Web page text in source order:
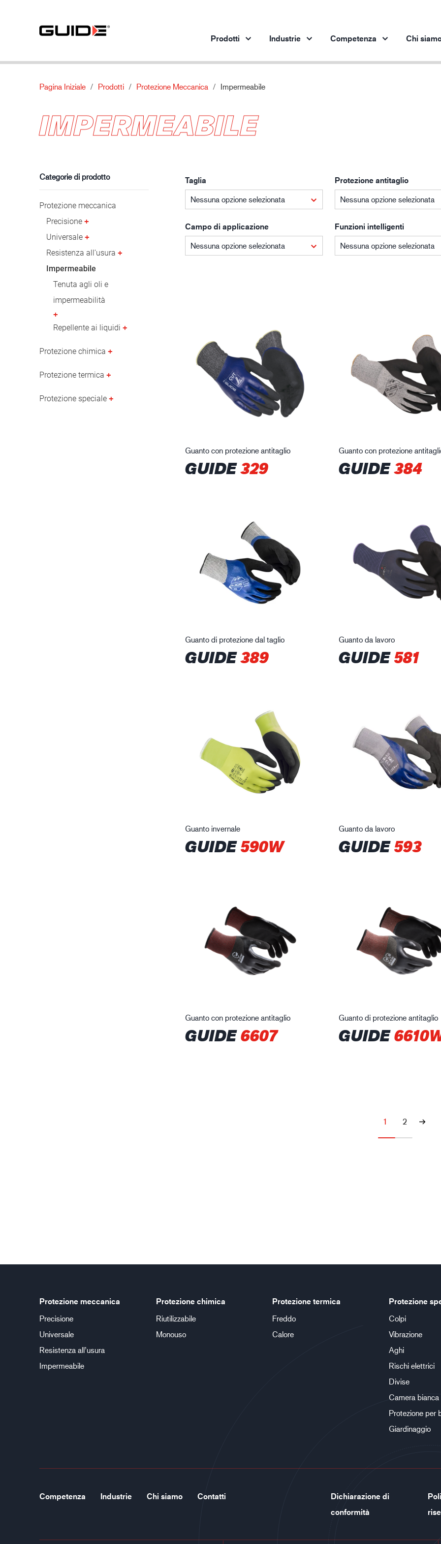
Prodotti
Protezione meccanica
Protezione chimica
Industria automobilistica
Industria siderurgica
Logistica
Industrie
Industria petrolifera Edilizia e costruzioni
Competenza
Standard
Caratteristiche
I nostri prodotti innovativi
Chi
Chi siamo
Contatti
Pagina Iniziale Prodotti Protezione Meccanica Impermeabile
IMPERMEABILE
Categorie di prodotto
Protezione meccanica
Precisione
Universale
Resistenza all’usura
Impermeabile
Tenuta agli oli e
impermeabilità
Repellente ai liquidi
Protezione chimica
Protezione termica
Protezione speciale
Taglia
Nessuna opzione selezionata
Protezione antitaglio
Nessuna opzione selezionata
Campo di applicazione
Nessuna opzione selezionata
Funzioni intelligenti
Nessuna opzione selezionata
Guanto con protezione antitaglio
GUIDE329
Guanto con protezione
GUIDE384
Guanto di protezione dal taglio
GUIDE389
Guanto da lavoro
GUIDE581
Guanto invernale
GUIDE590W
Guanto da lavoro
GUIDE593
Guanto con protezione antitaglio
GUIDE6607
Guanto di protezione antitaglio
GUIDE
1 2
Protezione meccanica
Precisione
Universale
Resistenza all’usura
Impermeabile
Protezione chimica
Riutilizzabile
Monouso
Protezione termica
Freddo
Calore
Protezione
Colpi
Vibrazione
Aghi
Rischi elettrici
Divise
Camera bianca
Protezione per
Giardinaggio
Competenza Industrie Chi siamo Contatti
Dichiarazione di
conformità